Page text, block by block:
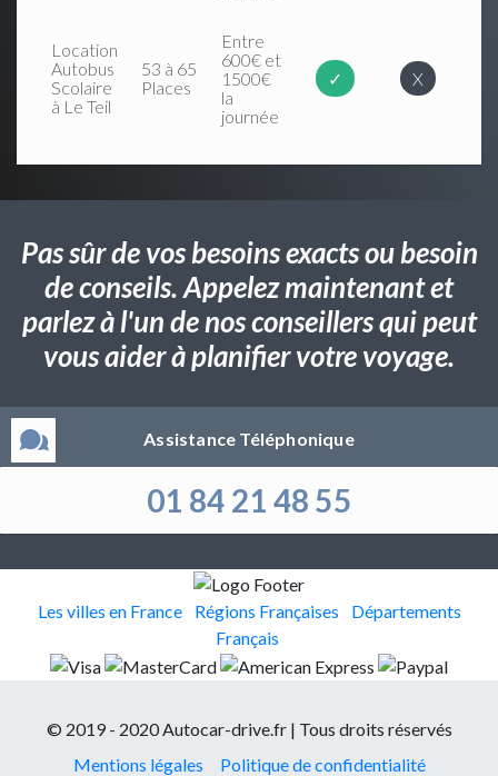
Location
Autobus
Scolaire
à Le Teil
53 à 65
Places
Entre
600€ et
1500€
la
journée
✓ X
Pas sûr de vos besoins exacts ou besoin
de conseils. Appelez maintenant et
parlez à l'un de nos conseillers qui peut
vous aider à planifier votre voyage.
Assistance Téléphonique
01 84 21 48 55
Les villes en France Régions Françaises
Départements
Français
© 2019 - 2020 Autocar-drive.fr | Tous droits réservés
Mentions légales
Politique de confidentialité